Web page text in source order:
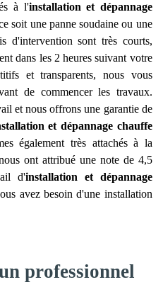
à l'installation et dépannage
soit une panne soudaine ou une
d'intervention sont très courts,
dans les 2 heures suivant votre
et transparents, nous vous
de commencer les travaux.
et nous offrons une garantie de
et dépannage chauffe
également très attachés à la
ont attribué une note de 4,5
d'installation et dépannage
avez besoin d'une installation
professionnel